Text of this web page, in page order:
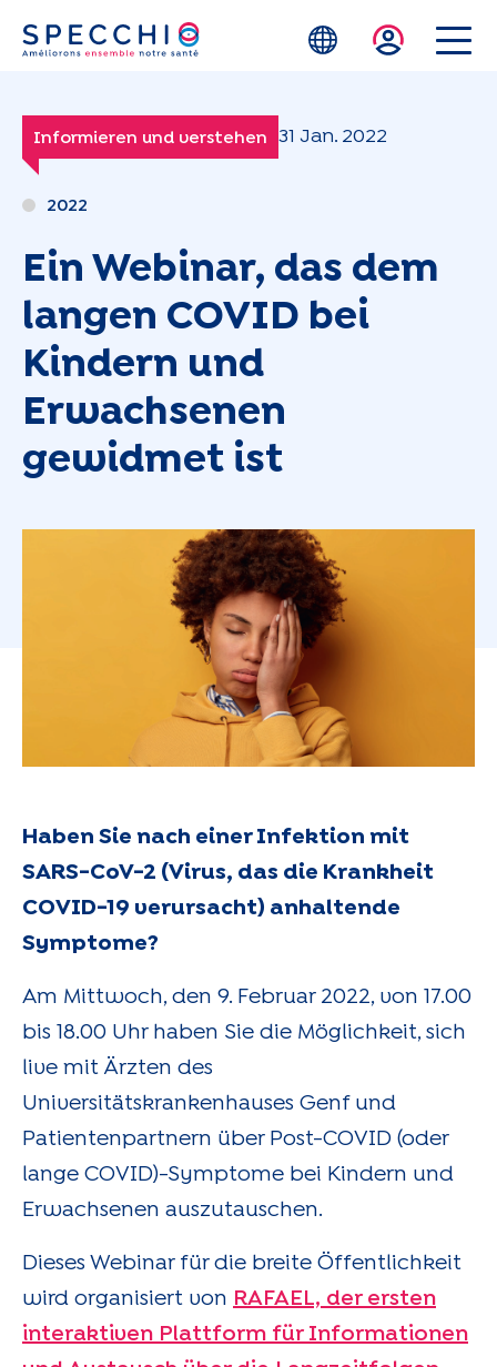
Zum Hauptinhalt springen
Informieren und verstehen 31 Jan. 2022
2022
Ein Webinar, das dem
langen COVID bei
Kindern und
Erwachsenen
gewidmet ist
Haben Sie nach einer Infektion mit
SARS-CoV-2 (Virus, das die Krankheit
COVID-19 verursacht) anhaltende
Symptome?
Am Mittwoch, den 9. Februar 2022, von 17.00
bis 18.00 Uhr haben Sie die Möglichkeit, sich
live mit Ärzten des
Universitätskrankenhauses Genf und
Patientenpartnern über Post-COVID (oder
lange COVID)-Symptome bei Kindern und
Erwachsenen auszutauschen.
Dieses Webinar für die breite Öffentlichkeit
wird organisiert von RAFAEL, der ersten
interaktiven Plattform für Informationen